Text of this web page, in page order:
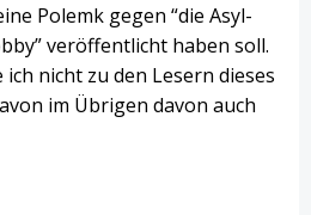
Polemk gegen “die Asyl-
veröffentlicht haben soll.
nicht zu den Lesern dieses
im Übrigen davon auch